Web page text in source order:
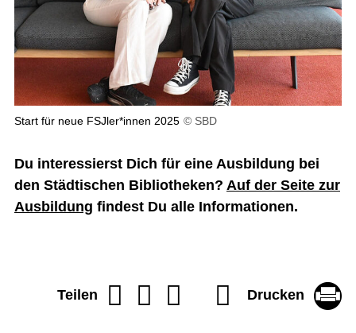
Start für neue FSJler*innen 2025 © SBD
Du interessierst Dich für eine Ausbildung bei
den Städtischen Bibliotheken? Auf der Seite zur
Ausbildung findest Du alle Informationen.
Teilen Drucken